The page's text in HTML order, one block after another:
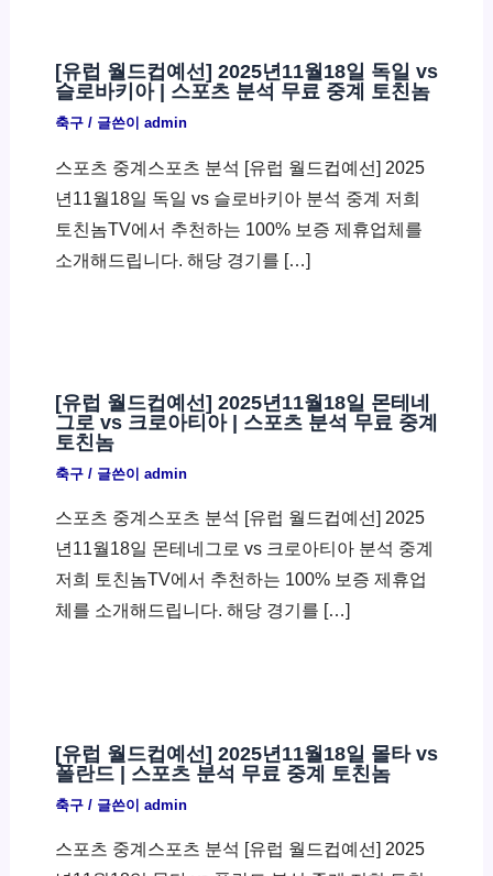
[유럽 월드컵예선] 2025년11월18일 독일 vs
슬로바키아 | 스포츠 분석 무료 중계 토친놈
축구/ 글쓴이 admin
스포츠 중계스포츠 분석 [유럽 월드컵예선] 2025
년11월18일 독일 vs 슬로바키아 분석 중계 저희
토친놈TV에서 추천하는 100% 보증 제휴업체를
소개해드립니다. 해당 경기를 […]
[유럽 월드컵예선] 2025년11월18일 몬테네
그로 vs 크로아티아 | 스포츠 분석 무료 중계
토친놈
축구/ 글쓴이 admin
스포츠 중계스포츠 분석 [유럽 월드컵예선] 2025
년11월18일 몬테네그로 vs 크로아티아 분석 중계
저희 토친놈TV에서 추천하는 100% 보증 제휴업
체를 소개해드립니다. 해당 경기를 […]
[유럽 월드컵예선] 2025년11월18일 몰타 vs
폴란드 | 스포츠 분석 무료 중계 토친놈
축구/ 글쓴이 admin
스포츠 중계스포츠 분석 [유럽 월드컵예선] 2025